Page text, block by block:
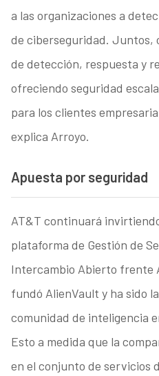
a las organizaciones a
de ciberseguridad. Juntos,
de detección, respuesta y
ofreciendo seguridad
para los clientes
explica Arroyo.
Apuesta por seguridad
AT&T continuará
plataforma de Gestión de
Intercambio Abierto frente
fundó AlienVault y ha sido
comunidad de inteligencia
Esto a medida que la
en el conjunto de servicios